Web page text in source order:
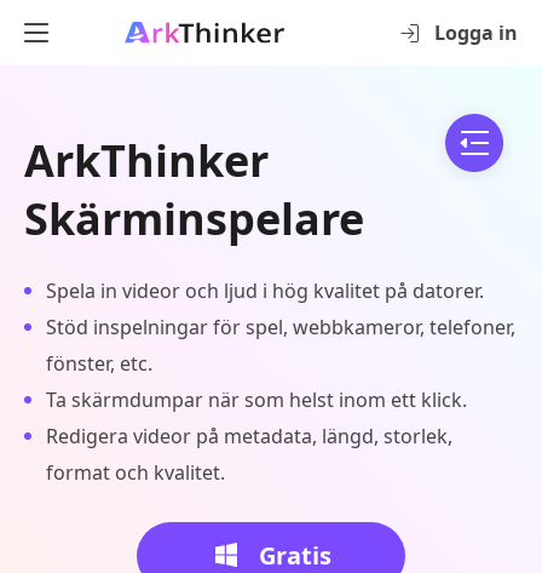
Logga in
ArkThinker
Skärminspelare
Spela in videor och ljud i hög kvalitet på datorer.
Stöd inspelningar för spel, webbkameror, telefoner,
fönster, etc.
Ta skärmdumpar när som helst inom ett klick.
Redigera videor på metadata, längd, storlek,
format och kvalitet.
Gratis